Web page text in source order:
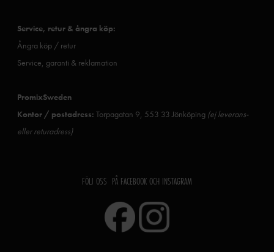
Service, retur & ångra köp:
Ångra köp / retur
Service, garanti & reklamation
PromixSweden
Kontor / postadress: Torpagatan 9, 553 33 Jönköping (ej leverans-
eller returadress)
FÖLJ OSS PÅ FACEBOOK OCH INSTAGRAM